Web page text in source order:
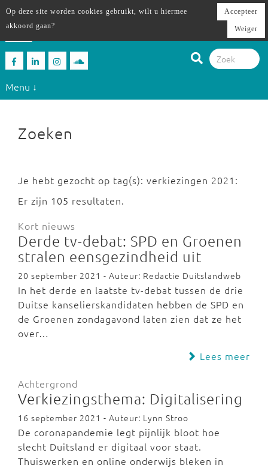
Menu ↓
Zoeken
Je hebt gezocht op tag(s): verkiezingen 2021:
Er zijn 105 resultaten.
Kort nieuws
Derde tv-debat: SPD en Groenen
stralen eensgezindheid uit
20 september 2021 - Auteur: Redactie Duitslandweb
In het derde en laatste tv-debat tussen de drie
Duitse kanselierskandidaten hebben de SPD en
de Groenen zondagavond laten zien dat ze het
over…
Lees meer
Achtergrond
Verkiezingsthema: Digitalisering
16 september 2021 - Auteur: Lynn Stroo
De coronapandemie legt pijnlijk bloot hoe
slecht Duitsland er digitaal voor staat.
Thuiswerken en online onderwijs bleken in
Op deze site worden cookies gebruikt, wilt u hiermee
akkoord gaan?
Accepteer
Weiger